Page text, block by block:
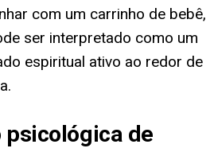
com um carrinho de bebê,
ser interpretado como um
espiritual ativo ao redor de
de